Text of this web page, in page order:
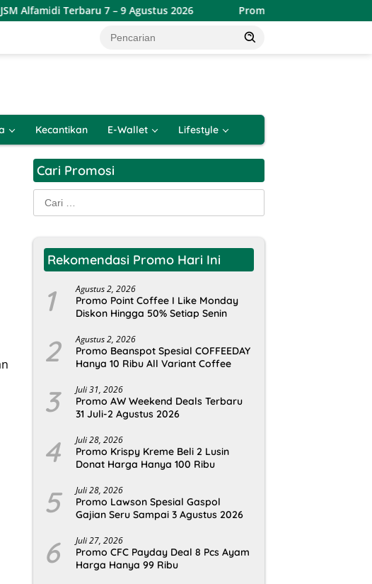
7 – 9 Agustus 2026 Promo Toserba Yogya Weekend Terbaru
Kecantikan E-Wallet Lifestyle
Cari Promosi
Cari
untuk:
Rekomendasi Promo Hari Ini
1 Agustus 2, 2026
Promo Point Coffee I Like Monday
Diskon Hingga 50% Setiap Senin
2 Agustus 2, 2026
Promo Beanspot Spesial COFFEEDAY
Hanya 10 Ribu All Variant Coffee
3 Juli 31, 2026
Promo AW Weekend Deals Terbaru
31 Juli-2 Agustus 2026
4 Juli 28, 2026
Promo Krispy Kreme Beli 2 Lusin
Donat Harga Hanya 100 Ribu
5 Juli 28, 2026
Promo Lawson Spesial Gaspol
Gajian Seru Sampai 3 Agustus 2026
6 Juli 27, 2026
Promo CFC Payday Deal 8 Pcs Ayam
Harga Hanya 99 Ribu